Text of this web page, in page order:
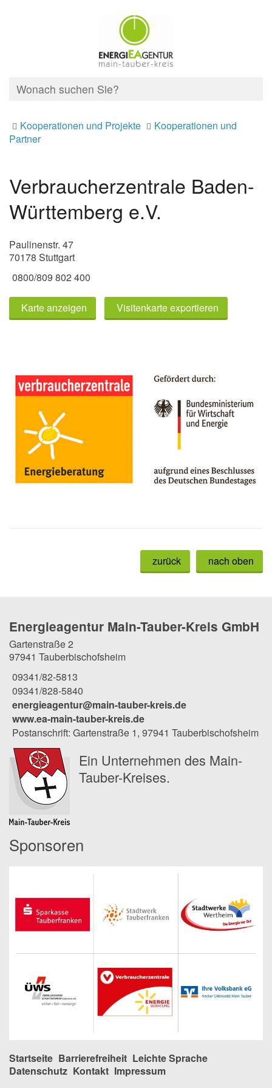
Kooperationen und Projekte
Kooperationen und
Partner
Verbraucherzentrale Baden-
Württemberg e.V.
Paulinenstr. 47
70178 Stuttgart
0800/809 802 400
Karte anzeigen Visitenkarte exportieren
nach oben
zurück
Energieagentur Main-Tauber-Kreis GmbH
Gartenstraße 2
97941 Tauberbischofsheim
09341/82-5813
09341/828-5840
energieagentur@main-tauber-kreis.de
www.ea-main-tauber-kreis.de
Postanschrift: Gartenstraße 1, 97941 Tauberbischofsheim
Ein Unternehmen des Main-
Tauber-Kreises.
Sponsoren
Startseite Barrierefreiheit Leichte Sprache
Datenschutz Kontakt Impressum